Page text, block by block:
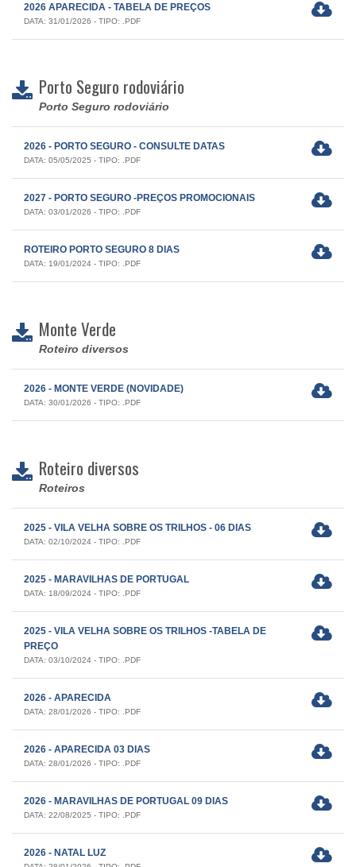
2026 APARECIDA - TABELA DE PREÇOS
DATA: 31/01/2026 - TIPO: .PDF
Porto Seguro rodoviário
Porto Seguro rodoviário
2026 - PORTO SEGURO - CONSULTE DATAS
DATA: 05/05/2025 - TIPO: .PDF
2027 - PORTO SEGURO -PREÇOS PROMOCIONAIS
DATA: 03/01/2026 - TIPO: .PDF
ROTEIRO PORTO SEGURO 8 DIAS
DATA: 19/01/2024 - TIPO: .PDF
Monte Verde
Roteiro diversos
2026 - MONTE VERDE (NOVIDADE)
DATA: 30/01/2026 - TIPO: .PDF
Roteiro diversos
Roteiros
2025 - VILA VELHA SOBRE OS TRILHOS - 06 DIAS
DATA: 02/10/2024 - TIPO: .PDF
2025 - MARAVILHAS DE PORTUGAL
DATA: 18/09/2024 - TIPO: .PDF
2025 - VILA VELHA SOBRE OS TRILHOS -TABELA DE
PREÇO
DATA: 03/10/2024 - TIPO: .PDF
2026 - APARECIDA
DATA: 28/01/2026 - TIPO: .PDF
2026 - APARECIDA 03 DIAS
DATA: 28/01/2026 - TIPO: .PDF
2026 - MARAVILHAS DE PORTUGAL 09 DIAS
DATA: 22/08/2025 - TIPO: .PDF
2026 - NATAL LUZ